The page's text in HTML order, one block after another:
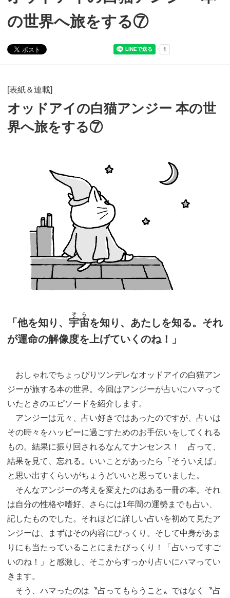
の世界へ旅をする⑦
[表紙＆連載]
オッドアイの白猫アンジー 本の世
界へ旅をする⑦
「他を知り、 宇宙
そら
を知り、あたしを知る。それ
が運命の解像度を上げていくのね！」
おしゃれでちょっぴりツンデレなオッドアイの白猫アン
ジーが旅する本の世界。今回はアンジーが占いにハマって
いたときのエピソードを紹介します。
アンジーは元々、占い好きではあったのですが、占いは
その時々をハッピーに過ごすためのお手伝いをしてくれる
もの。結果に振り回されるなんてナンセンス！ 占って、
結果を見て、忘れる。いいことがあったら「そういえば」
と思い出すくらいがちょうどいいと思っていました。
そんなアンジーの考えを変えたのはある一冊の本。それ
は自分の性格や嗜好、さらには1年間の運勢までも占い、
記したものでした。それほどに詳しい占いを初めて見たア
ンジーは、まずはその内容にびっくり。そして中身があま
りにも当たっていることにまたびっくり！「占いってすご
いのね！」と感激し、そこからすっかり占いにハマってい
きます。
そう、ハマったのは〝占ってもらうこと〟ではなく〝占